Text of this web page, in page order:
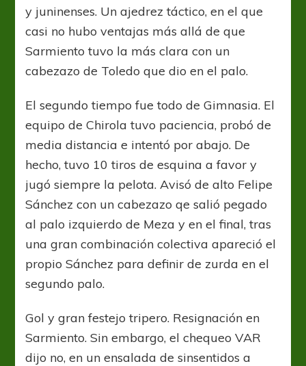
y juninenses. Un ajedrez táctico, en el que
casi no hubo ventajas más allá de que
Sarmiento tuvo la más clara con un
cabezazo de Toledo que dio en el palo.
El segundo tiempo fue todo de Gimnasia. El
equipo de Chirola tuvo paciencia, probó de
media distancia e intentó por abajo. De
hecho, tuvo 10 tiros de esquina a favor y
jugó siempre la pelota. Avisó de alto Felipe
Sánchez con un cabezazo qe salió pegado
al palo izquierdo de Meza y en el final, tras
una gran combinación colectiva apareció el
propio Sánchez para definir de zurda en el
segundo palo.
Gol y gran festejo tripero. Resignación en
Sarmiento. Sin embargo, el chequeo VAR
dijo no, en un ensalada de sinsentidos a